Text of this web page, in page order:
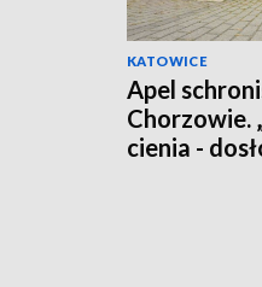
KATOWICE
Apel
Chorzowie.
cienia -